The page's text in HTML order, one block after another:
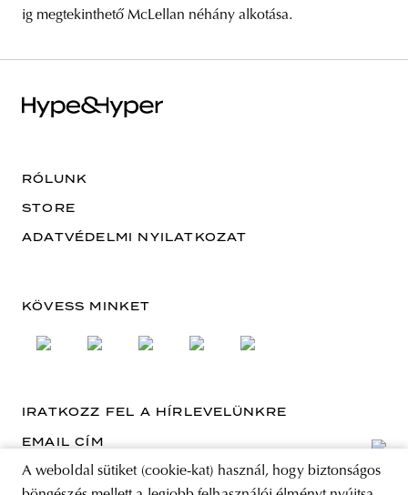
ig megtekinthető McLellan néhány alkotása.
A weboldal sütiket (cookie-kat) használ, hogy biztonságos
RÓLUNK
STORE
ADATVÉDELMI NYILATKOZAT
KÖVESS MINKET
IRATKOZZ FEL A HÍRLEVELÜNKRE
EMAIL CÍM